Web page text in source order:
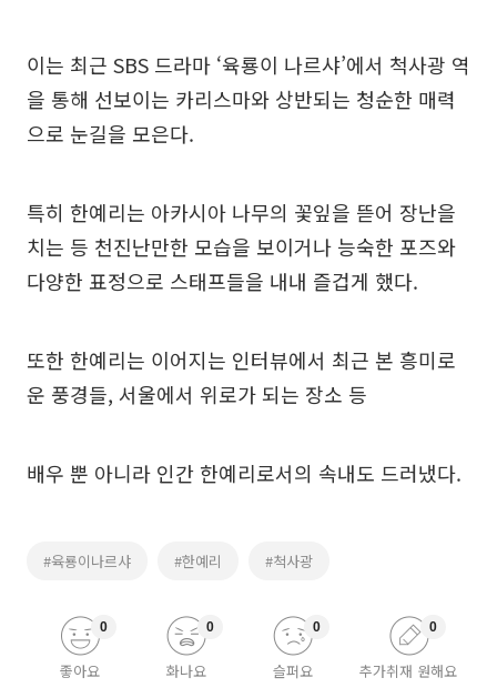
이는 최근 SBS 드라마 ‘육룡이 나르샤’에서 척사광 역
을 통해 선보이는 카리스마와 상반되는 청순한 매력
으로 눈길을 모은다.
특히 한예리는 아카시아 나무의 꽃잎을 뜯어 장난을
치는 등 천진난만한 모습을 보이거나 능숙한 포즈와
다양한 표정으로 스태프들을 내내 즐겁게 했다.
또한 한예리는 이어지는 인터뷰에서 최근 본 흥미로
운 풍경들, 서울에서 위로가 되는 장소 등
배우 뿐 아니라 인간 한예리로서의 속내도 드러냈다.
#육룡이나르샤 #한예리 #척사광
좋아요
0
화나요
0
슬퍼요
0
추가취재 원해요
0